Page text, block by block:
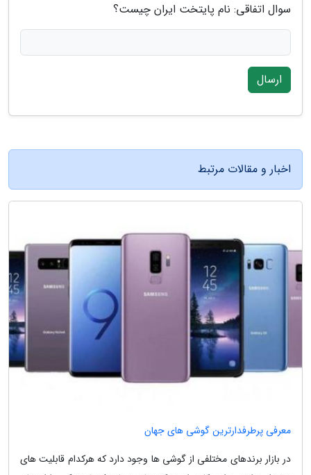
سوال اتفاقی: نام پایتخت ایران چیست؟
ارسال
اخبار و مقالات مرتبط
معرفی پرطرفدارترین گوشی های جهان
در بازار برندهای مختلفی از گوشی ها وجود دارد که هرکدام قابلیت های